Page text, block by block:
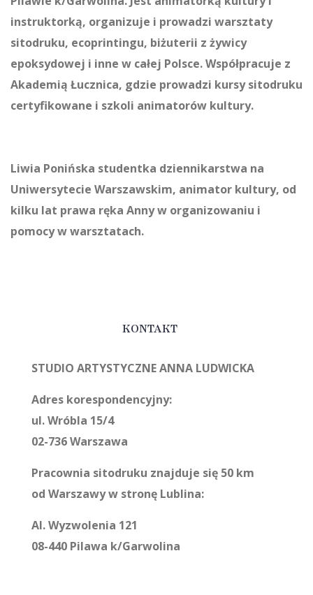
instruktorką, organizuje i prowadzi warsztaty
sitodruku, ecoprintingu, biżuterii z żywicy
epoksydowej i inne w całej Polsce. Współpracuje z
Akademią Łucznica, gdzie prowadzi kursy sitodruku
certyfikowane i szkoli animatorów kultury.
Liwia Ponińska studentka dziennikarstwa na
Uniwersytecie Warszawskim, animator kultury, od
kilku lat prawa ręka Anny w organizowaniu i
pomocy w warsztatach.
KONTAKT
STUDIO ARTYSTYCZNE ANNA LUDWICKA
Adres korespondencyjny:
ul. Wróbla 15/4
02-736 Warszawa
Pracownia sitodruku znajduje się 50 km
od Warszawy w stronę Lublina:
Al. Wyzwolenia 121
08-440 Pilawa k/Garwolina